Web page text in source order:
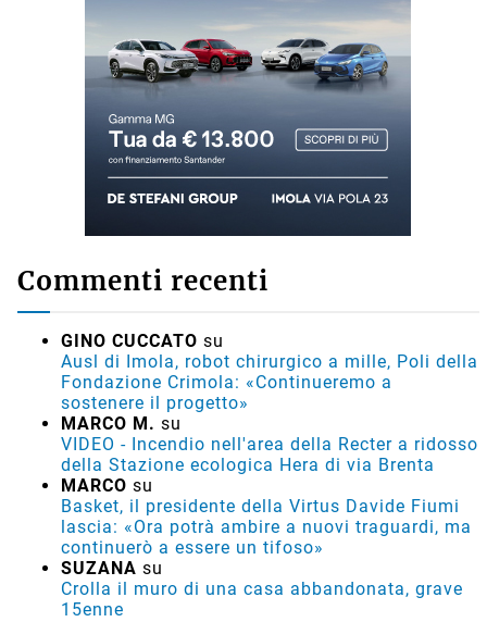
Commenti recenti
GINO CUCCATO su
Ausl di Imola, robot chirurgico a mille, Poli della
Fondazione Crimola: «Continueremo a
sostenere il progetto»
MARCO M. su
VIDEO - Incendio nell'area della Recter a ridosso
della Stazione ecologica Hera di via Brenta
MARCO su
Basket, il presidente della Virtus Davide Fiumi
lascia: «Ora potrà ambire a nuovi traguardi, ma
continuerò a essere un tifoso»
SUZANA su
Crolla il muro di una casa abbandonata, grave
15enne